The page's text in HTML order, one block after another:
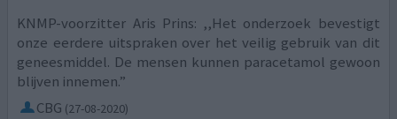
KNMP-voorzitter Aris Prins: ,,Het onderzoek bevestigt
onze eerdere uitspraken over het veilig gebruik van dit
geneesmiddel. De mensen kunnen paracetamol gewoon
blijven innemen.”
CBG (27-08-2020)